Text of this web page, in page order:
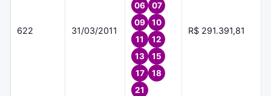
622 31/03/2011
06
07
09
10
11
12
13
15
17
18
21
R$ 291.391,81